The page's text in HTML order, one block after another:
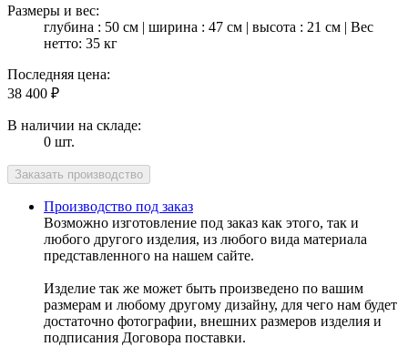
Размеры и вес:
глубина : 50 см | ширина : 47 см | высота : 21 см | Вес
нетто: 35 кг
Последняя цена:
38 400 ₽
В наличии на складе:
0 шт.
Производство под заказ
Возможно изготовление под заказ как этого, так и
любого другого изделия, из любого вида материала
представленного на нашем сайте.
Изделие так же может быть произведено по вашим
размерам и любому другому дизайну, для чего нам будет
достаточно фотографии, внешних размеров изделия и
подписания Договора поставки.